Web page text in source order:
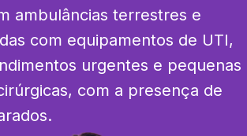
ambulâncias terrestres e
com equipamentos de UTI,
urgentes e pequenas
com a presença de